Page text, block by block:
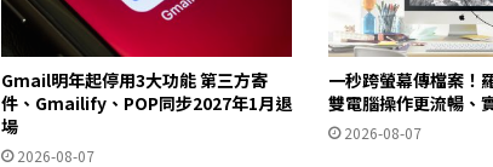
Gmail明年起停用3大功能 第三方寄
件、Gmailify、POP同步2027年1月退
場
2026-08-07
一秒跨螢幕傳檔案！
雙電腦操作更流暢、
2026-08-07